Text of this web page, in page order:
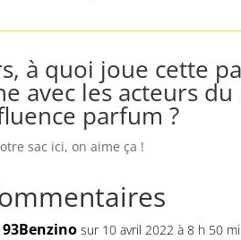
à quoi joue cette
avec les acteurs
parfum ?
sac ici, on aime ça !
93Benzino sur 10 avril 2022 à 8 h 50